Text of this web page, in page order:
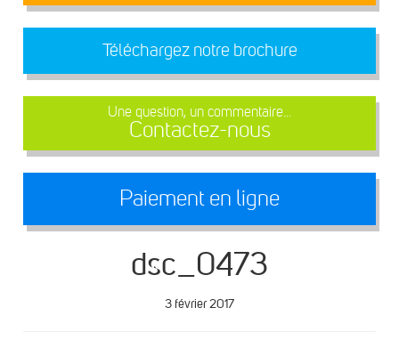
Téléchargez notre brochure
Une question, un commentaire...
Contactez-nous
Paiement en ligne
dsc_0473
3 février 2017